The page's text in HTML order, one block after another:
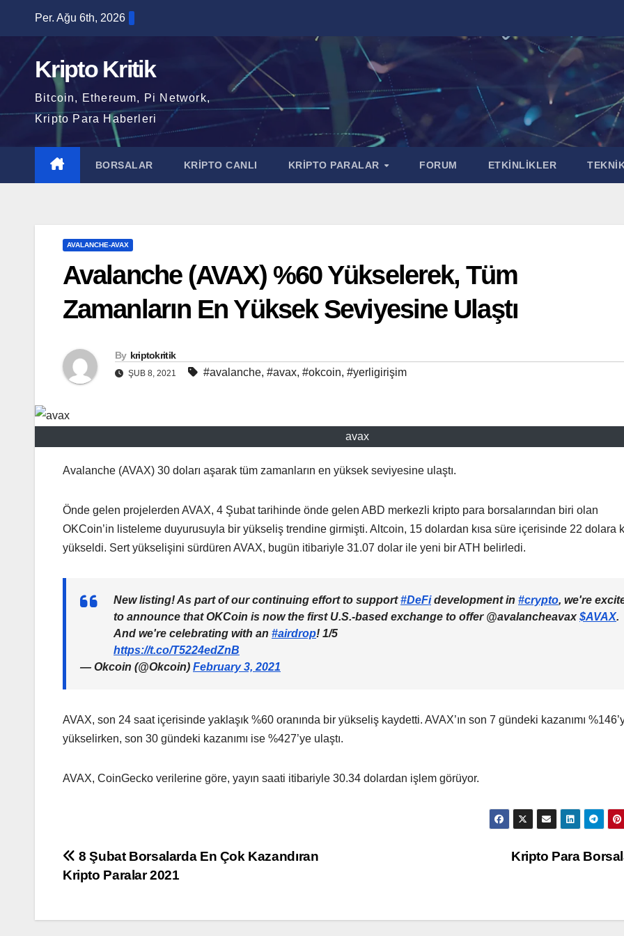
content
Per. Ağu 6th, 2026
Kripto Kritik
Bitcoin, Ethereum, Pi Network,
Kripto Para Haberleri
BORSALAR KRİPTO CANLI KRİPTO PARALAR FORUM ETKİNLİKLER
AVALANCHE-AVAX
Avalanche (AVAX) %60 Yükselerek, Tüm
Zamanların En Yüksek Seviyesine Ulaştı
By kriptokritik
ŞUB 8, 2021 #avalanche, #avax, #okcoin, #yerligirişim
avax
Avalanche (AVAX) 30 doları aşarak tüm zamanların en yüksek seviyesine ulaştı.
Önde gelen projelerden AVAX, 4 Şubat tarihinde önde gelen ABD merkezli kripto para borsalarından biri olan
OKCoin’in listeleme duyurusuyla bir yükseliş trendine girmişti. Altcoin, 15 dolardan kısa süre içerisinde 22 dolara
yükseldi. Sert yükselişini sürdüren AVAX, bugün itibariyle 31.07 dolar ile yeni bir ATH belirledi.
New listing! As part of our continuing effort to support#DeFidevelopment in #crypto, we're
to announce that OKCoin is now the first U.S.-based exchange to offer @avalancheavax$AVAX.
And we're celebrating with an #airdrop! 1/5
https://t.co/T5224edZnB
— Okcoin (@Okcoin) February 3, 2021
AVAX, son 24 saat içerisinde yaklaşık %60 oranında bir yükseliş kaydetti. AVAX’ın son 7 gündeki kazanımı
yükselirken, son 30 gündeki kazanımı ise %427’ye ulaştı.
AVAX, CoinGecko verilerine göre, yayın saati itibariyle 30.34 dolardan işlem görüyor.
Yazı
gezinmesi
Kripto Para
8 Şubat Borsalarda En Çok Kazandıran
Kripto Paralar 2021